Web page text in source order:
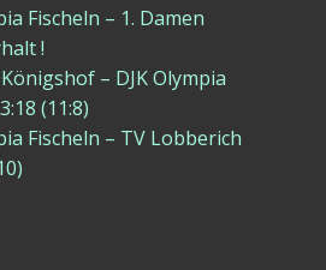
Fischeln – 1. Damen
!
– DJK Olympia
(11:8)
Fischeln – TV Lobberich